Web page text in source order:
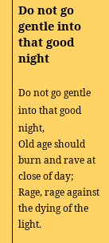
Do not go
gentle into
that good
night
Do not go gentle
into that good
night,
Old age should
burn and rave at
close of day;
Rage, rage against
the dying of the
light.